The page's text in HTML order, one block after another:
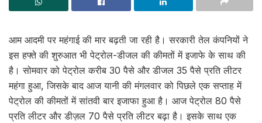
आम आदमी पर महंगाई की मार बढ़ती जा रही है। सरकारी तेल कंपनियों ने
इस हफ्ते की शुरुआत भी पेट्रोल-डीजल की कीमतों में इजाफे के साथ की
है। सोमवार को पेट्रोल करीब 30 पैसे और डीजल 35 पैसे प्रति लीटर
महंगा हुआ, जिसके बाद आज यानी की मंगलवार को पिछले एक सप्ताह में
पेट्रोल की कीमतों में सांतवी बार इजाफा हुआ है। आज पेट्रोल 80 पैसे
प्रति लीटर और डीज़ल 70 पैसे प्रति लीटर बढ़ा है। इसके साथ एक